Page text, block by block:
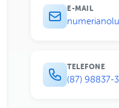
E-MAIL
TELEFONE
(87) 98837-